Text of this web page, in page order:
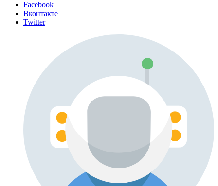
Facebook
Вконтакте
Twitter